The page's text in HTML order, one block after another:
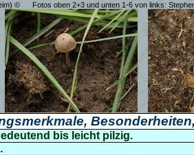
© Fotos oben 2+3 und unten 1-6 von links:
Besonderheiten,
bis leicht pilzig.